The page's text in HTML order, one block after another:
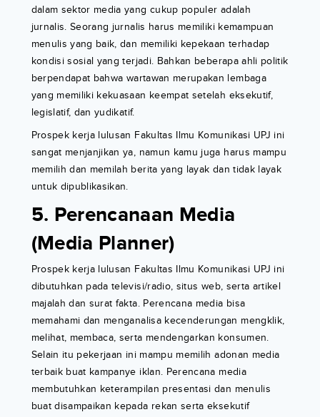
dalam sektor media yang cukup populer adalah
jurnalis. Seorang jurnalis harus memiliki kemampuan
menulis yang baik, dan memiliki kepekaan terhadap
kondisi sosial yang terjadi. Bahkan beberapa ahli politik
berpendapat bahwa wartawan merupakan lembaga
yang memiliki kekuasaan keempat setelah eksekutif,
legislatif, dan yudikatif.
Prospek kerja lulusan Fakultas Ilmu Komunikasi UPJ ini
sangat menjanjikan ya, namun kamu juga harus mampu
memilih dan memilah berita yang layak dan tidak layak
untuk dipublikasikan.
5. Perencanaan Media
(Media Planner)
Prospek kerja lulusan Fakultas Ilmu Komunikasi UPJ ini
dibutuhkan pada televisi/radio, situs web, serta artikel
majalah dan surat fakta. Perencana media bisa
memahami dan menganalisa kecenderungan mengklik,
melihat, membaca, serta mendengarkan konsumen.
Selain itu pekerjaan ini mampu memilih adonan media
terbaik buat kampanye iklan. Perencana media
membutuhkan keterampilan presentasi dan menulis
buat disampaikan kepada rekan serta eksekutif